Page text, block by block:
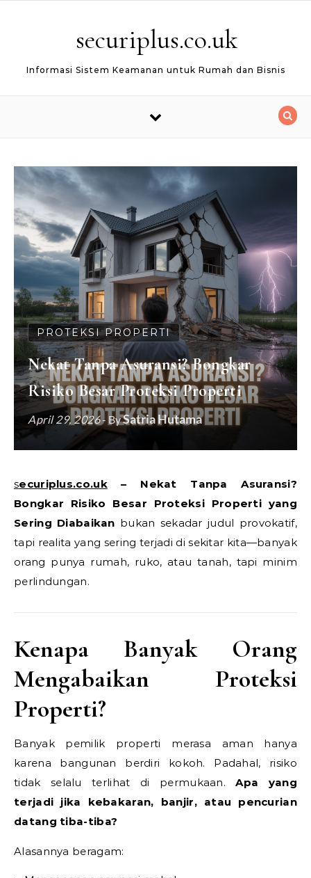
securiplus.co.uk
Informasi Sistem Keamanan untuk Rumah dan Bisnis
PROTEKSI PROPERTI
Nekat Tanpa Asuransi? Bongkar
Risiko Besar Proteksi Properti
April 29, 2026- BySatria Hutama
securiplus.co.uk– Nekat Tanpa Asuransi?
Bongkar Risiko Besar Proteksi Properti yang
Sering Diabaikan bukan sekadar judul provokatif,
tapi realita yang sering terjadi di sekitar kita—banyak
orang punya rumah, ruko, atau tanah, tapi minim
perlindungan.
Kenapa Banyak Orang
Mengabaikan Proteksi
Properti?
Banyak pemilik properti merasa aman hanya
karena bangunan berdiri kokoh. Padahal, risiko
tidak selalu terlihat di permukaan.Apa yang
terjadi jika kebakaran, banjir, atau pencurian
datang tiba-tiba?
Alasannya beragam: